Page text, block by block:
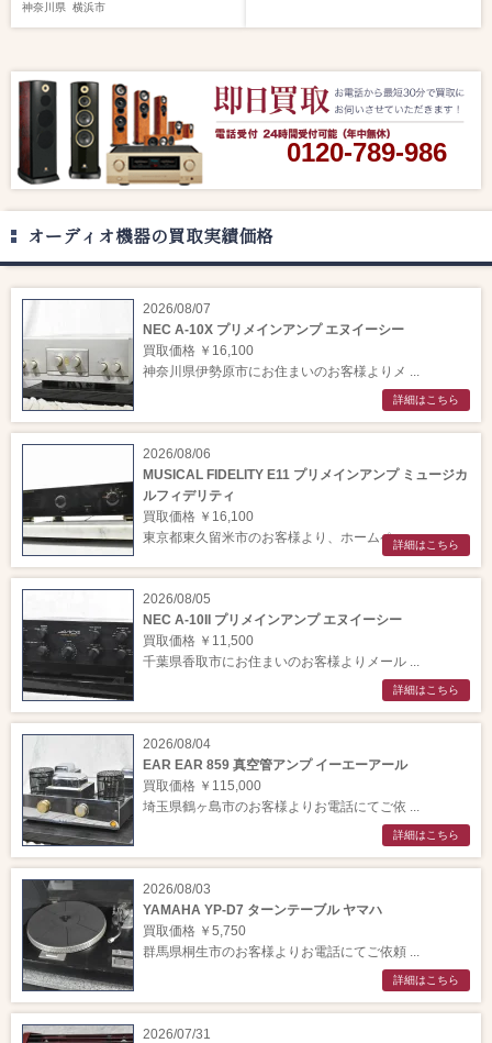
神奈川県 横浜市
0120-789-986
オーディオ機器の買取実績価格
2026/08/07
NEC A-10X プリメインアンプ エヌイーシー
買取価格 ￥16,100
神奈川県伊勢原市にお住まいのお客様よりメ ...
詳細はこちら
2026/08/06
MUSICAL FIDELITY E11 プリメインアンプ ミュージカ
ルフィデリティ
買取価格 ￥16,100
東京都東久留米市のお客様より、ホームペー ...詳細はこちら
2026/08/05
NEC A-10II プリメインアンプ エヌイーシー
買取価格 ￥11,500
千葉県香取市にお住まいのお客様よりメール ...
詳細はこちら
2026/08/04
EAR EAR 859 真空管アンプ イーエーアール
買取価格 ￥115,000
埼玉県鶴ヶ島市のお客様よりお電話にてご依 ...
詳細はこちら
2026/08/03
YAMAHA YP-D7 ターンテーブル ヤマハ
買取価格 ￥5,750
群馬県桐生市のお客様よりお電話にてご依頼 ...
詳細はこちら
2026/07/31